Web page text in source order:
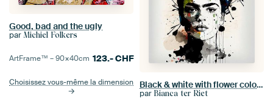
Good, bad and the ugly
par Michiel Folkers
ArtFrame™ –90×40cm 123.-CHF
Choisissez vous-même la dimension Black & white with flower colour splash
par Bianca ter Riet